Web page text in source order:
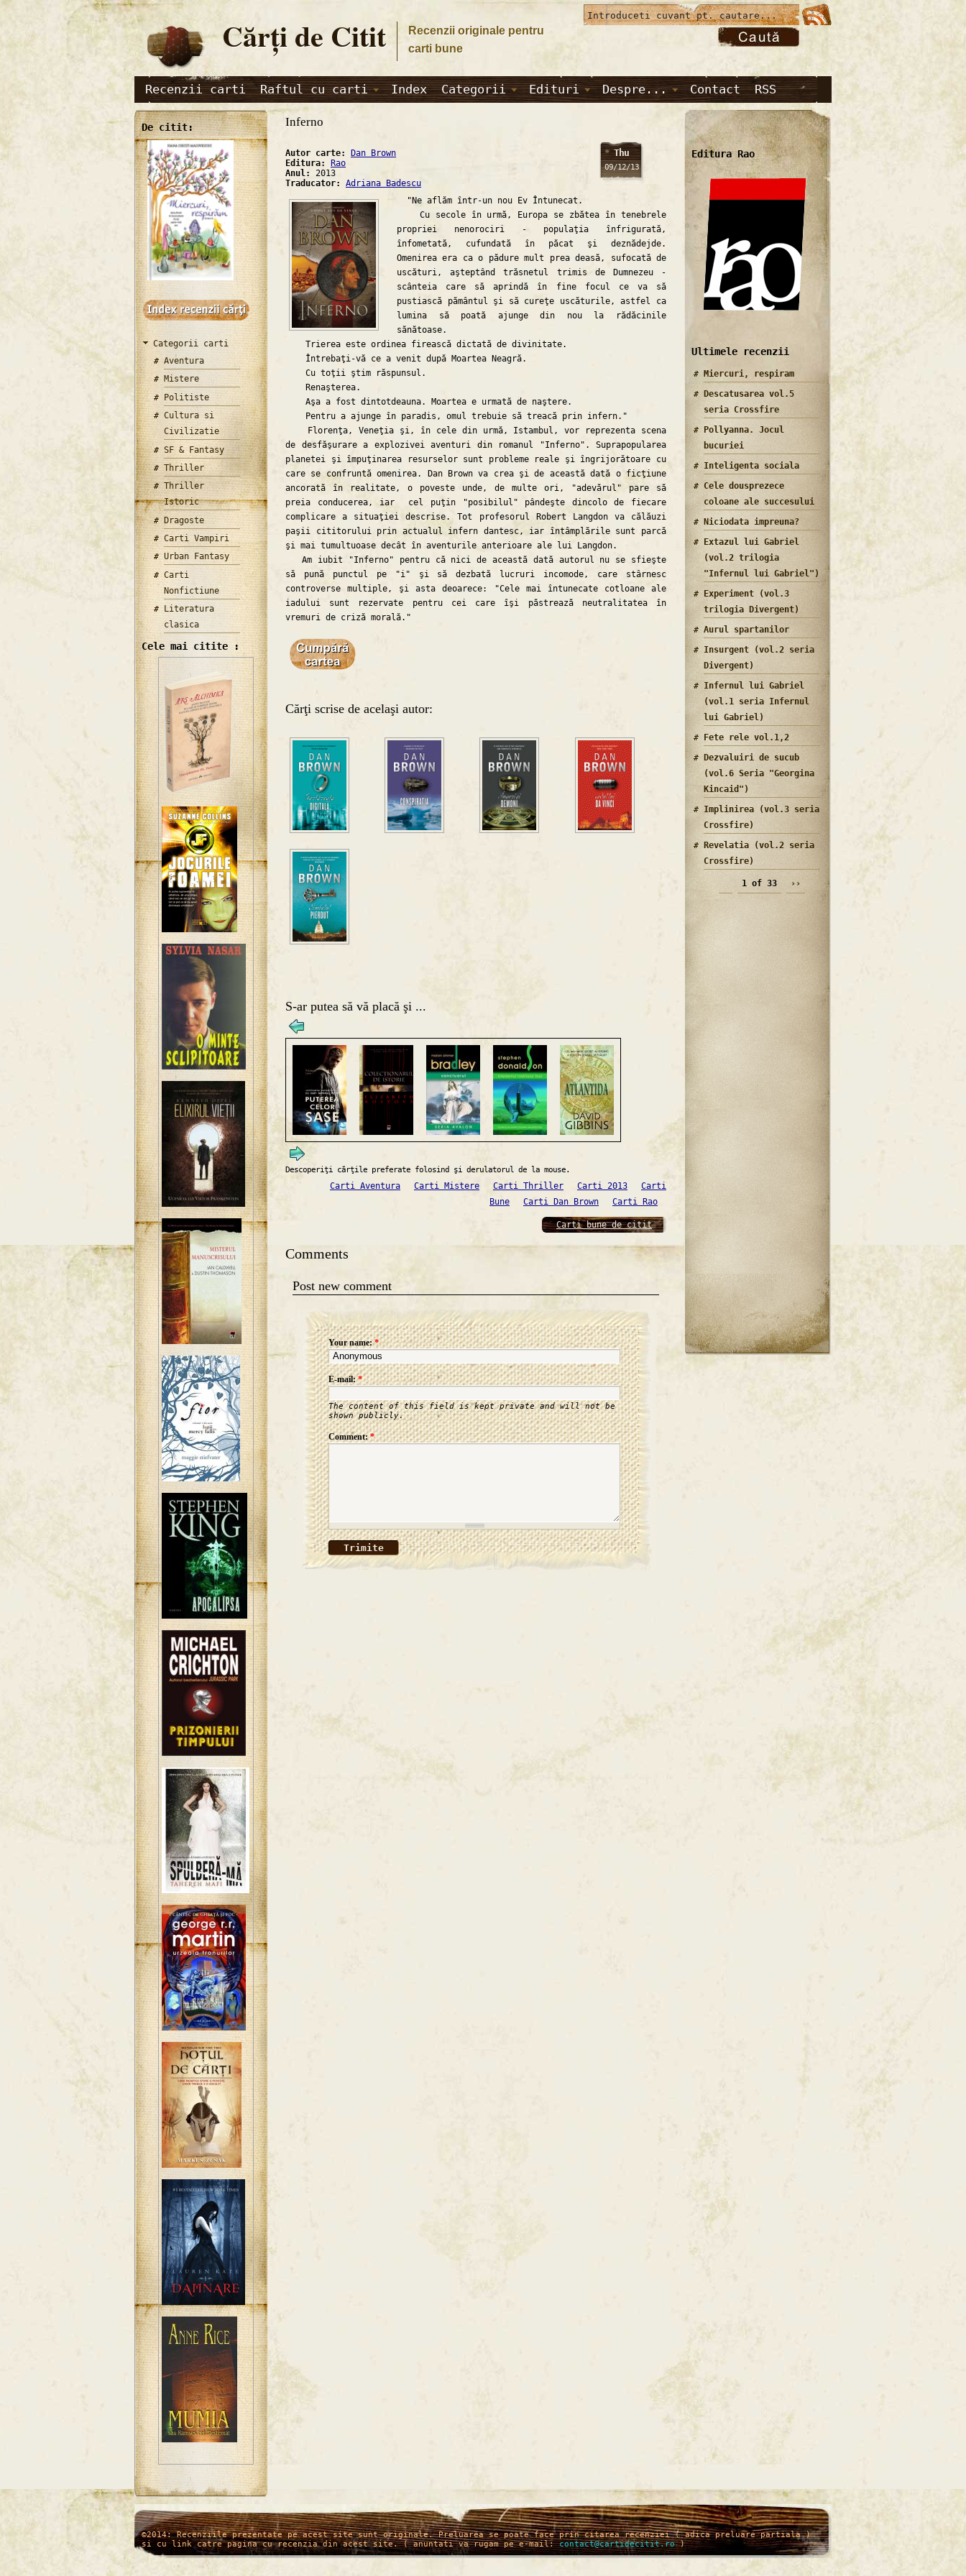
Cărţi de Citit
Recenzii originale pentru
carti bune
Recenzii carti Raftul cu carti Index Categorii Edituri Despre... Contact RSS
De citit:
Categorii carti
Aventura
Mistere
Politiste
Cultura si
Civilizatie
SF & Fantasy
Thriller
Thriller
Istoric
Dragoste
Carti Vampiri
Urban Fantasy
Carti
Nonfictiune
Literatura
clasica
Cele mai citite :
Inferno
Thu
09/12/13
Autor carte:
Dan Brown
Editura:
Rao
Anul: 2013
Traducator: Adriana Badescu
"Ne aflăm într-un nou Ev Întunecat.
Cu secole în urmă, Europa se zbătea în tenebrele
propriei nenorociri - populaţia înfrigurată,
înfometată, cufundată în păcat şi deznădejde.
Omenirea era ca o pădure mult prea deasă, sufocată de
uscături, aşteptând trăsnetul trimis de Dumnezeu -
scânteia care să aprindă în fine focul ce va să
pustiască pământul şi să cureţe uscăturile, astfel ca
lumina să poată ajunge din nou la rădăcinile
sănătoase.
Trierea este ordinea firească dictată de divinitate.
Întrebaţi-vă ce a venit după Moartea Neagră.
Cu toţii ştim răspunsul.
Renaşterea.
Aşa a fost dintotdeauna. Moartea e urmată de naştere.
Pentru a ajunge în paradis, omul trebuie să treacă prin infern."
Florenţa, Veneţia şi, în cele din urmă, Istambul, vor reprezenta scena
de desfăşurare a explozivei aventuri din romanul "Inferno". Suprapopularea
planetei şi împuţinarea resurselor sunt probleme reale şi îngrijorătoare cu
care se confruntă omenirea. Dan Brown va crea şi de această dată o ficţiune
ancorată în realitate, o poveste unde, de multe ori, "adevărul" pare să
preia conducerea, iar cel puţin "posibilul" pândeşte dincolo de fiecare
complicare a situaţiei descrise. Tot profesorul Robert Langdon va călăuzi
paşii cititorului prin actualul infern dantesc, iar întâmplările sunt parcă
şi mai tumultuoase decât în aventurile anterioare ale lui Langdon.
Am iubit "Inferno" pentru că nici de această dată autorul nu se sfieşte
să pună punctul pe "i" şi să dezbată lucruri incomode, care stârnesc
controverse multiple, şi asta deoarece: "Cele mai întunecate cotloane ale
iadului sunt rezervate pentru cei care îşi păstrează neutralitatea în
vremuri de criză morală."
Cărţi scrise de acelaşi autor:
S-ar putea să vă placă şi ...
Descoperiţi cărţile preferate folosind şi derulatorul de la mouse.
Carti Aventura Carti Mistere Carti Thriller Carti 2013
Carti
Bune
Carti Dan Brown Carti Rao
Carti bune de citit
Comments
Post new comment
Your name:*
E-mail:*
The content of this field is kept private and will not be
shown publicly.
Comment:*
Editura Rao
Ultimele recenzii
Miercuri, respiram
Descatusarea vol.5
seria Crossfire
Pollyanna. Jocul
bucuriei
Inteligenta sociala
Cele dousprezece
coloane ale succesului
Niciodata impreuna?
Extazul lui Gabriel
(vol.2 trilogia
"Infernul lui Gabriel")
Experiment (vol.3
trilogia Divergent)
Aurul spartanilor
Insurgent (vol.2 seria
Divergent)
Infernul lui Gabriel
(vol.1 seria Infernul
lui Gabriel)
Fete rele vol.1,2
Dezvaluiri de sucub
(vol.6 Seria "Georgina
Kincaid")
Implinirea (vol.3 seria
Crossfire)
Revelatia (vol.2 seria
Crossfire)
1 of 33 ››
/* */
©2014: Recenziile prezentate pe acest site sunt originale. Preluarea se poate face prin citarea recenziei ( adica preluare partiala )
si cu link catre pagina cu recenzia din acest site. ( anuntati va rugam pe e-mail:contact@cartidecitit.ro)